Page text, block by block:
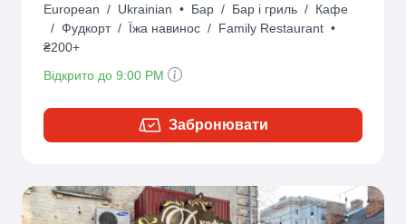
European / Ukrainian • Бар / Бар і гриль / Кафе
/ Фудкорт / Їжа навинос / Family Restaurant •
₴200+
Відкрито до 9:00 PM
Забронювати